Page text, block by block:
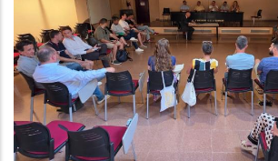
Laborals Per Al
Suport A Idiada 2 I A
De La R8, I Rep La
Terrenys Per A La
Altres